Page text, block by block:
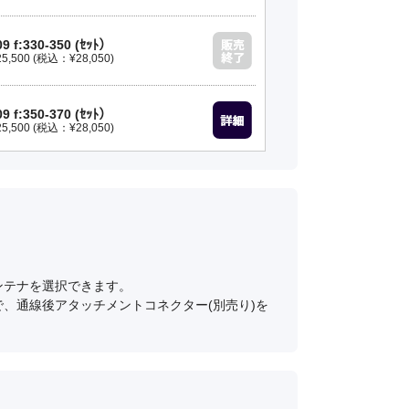
f:330-350 (ｾｯﾄ）
(税込：¥28,050)
f:350-370 (ｾｯﾄ）
(税込：¥28,050)
f:390-410 (ｾｯﾄ）
ナを選択できます。
通線後アタッチメントコネクター(別売り)を